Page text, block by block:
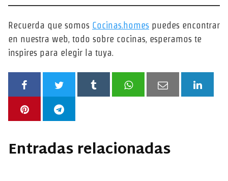
Recuerda que somos Cocinas.homes puedes encontrar
en nuestra web, todo sobre cocinas, esperamos te
inspires para elegir la tuya.
Entradas relacionadas